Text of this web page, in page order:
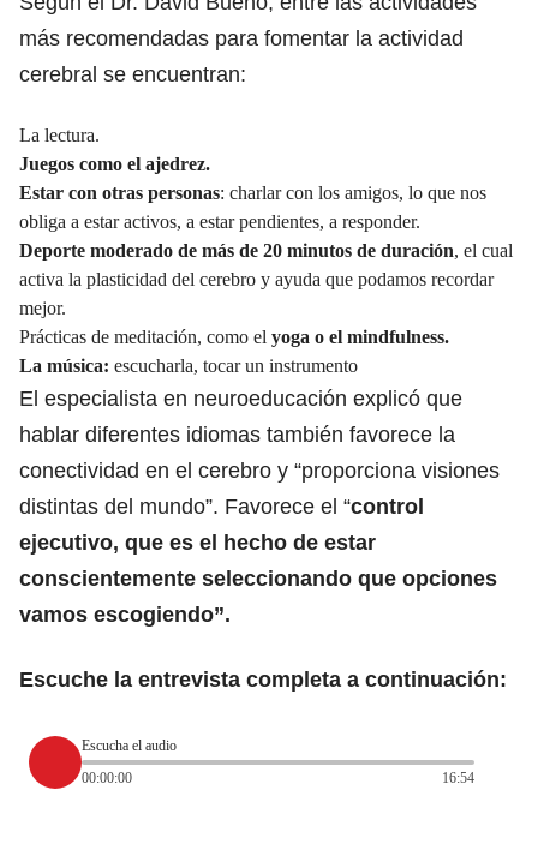
más recomendadas para fomentar la actividad
cerebral se encuentran:
La lectura.
Juegos como el ajedrez.
Estar con otras personas: charlar con los amigos, lo que nos
obliga a estar activos, a estar pendientes, a responder.
Deporte moderado de más de 20 minutos de duración, el cual
activa la plasticidad del cerebro y ayuda que podamos recordar
mejor.
Prácticas de meditación, como el yoga o el mindfulness.
La música: escucharla, tocar un instrumento
El especialista en neuroeducación explicó que
hablar diferentes idiomas también favorece la
conectividad en el cerebro y “proporciona visiones
distintas del mundo”. Favorece el “control
ejecutivo, que es el hecho de estar
conscientemente seleccionando que opciones
vamos escogiendo”.
Escuche la entrevista completa a continuación:
Escucha el audio
00:00:00
16:54